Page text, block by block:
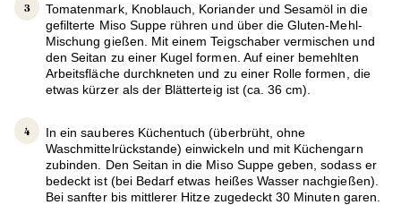
Tomatenmark, Knoblauch, Koriander und Sesamöl in die
gefilterte Miso Suppe rühren und über die Gluten-Mehl-
Mischung gießen. Mit einem Teigschaber vermischen und
den Seitan zu einer Kugel formen. Auf einer bemehlten
Arbeitsfläche durchkneten und zu einer Rolle formen, die
etwas kürzer als der Blätterteig ist (ca. 36 cm).
In ein sauberes Küchentuch (überbrüht, ohne
Waschmittelrückstande) einwickeln und mit Küchengarn
zubinden. Den Seitan in die Miso Suppe geben, sodass er
bedeckt ist (bei Bedarf etwas heißes Wasser nachgießen).
Bei sanfter bis mittlerer Hitze zugedeckt 30 Minuten garen.